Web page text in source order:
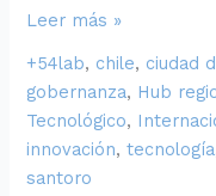
Leer más »
+54lab, chile, ciudad
gobernanza, Hub
Tecnológico,
innovación,tecnología
santoro